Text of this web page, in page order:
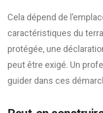
Cela dépend de
caractéristiques du
protégée, une
peut être exigé. Un
guider dans ces